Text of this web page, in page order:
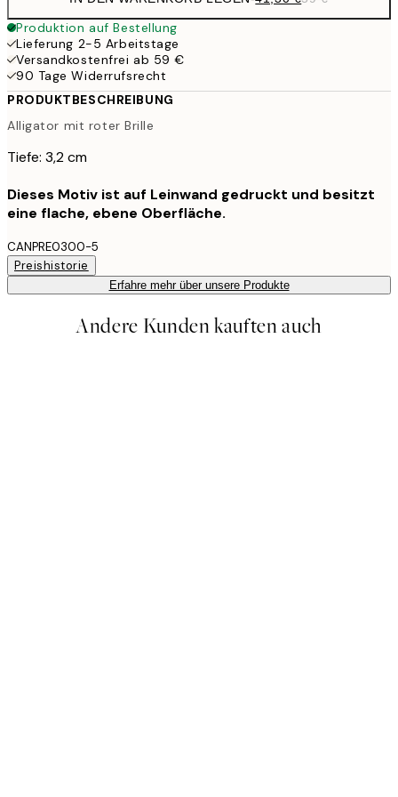
Produktion auf Bestellung
Lieferung 2-5 Arbeitstage
Versandkostenfrei ab 59 €
90 Tage Widerrufsrecht
PRODUKTBESCHREIBUNG
Alligator mit roter Brille
Tiefe: 3,2 cm
Dieses Motiv ist auf Leinwand gedruckt und besitzt
eine flache, ebene Oberfläche.
CANPRE0300-5
Preishistorie
Erfahre mehr über unsere Produkte
Andere Kunden kauften auch